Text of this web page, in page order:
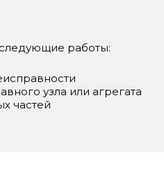
работы:
узла или агрегата
частей